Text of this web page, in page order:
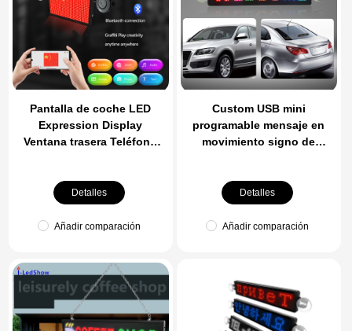
Pantalla de coche LED
Expression Display
Ventana trasera Teléfono
Interactiva Pantalla de
Publicidad
Detalles
Añadir comparación
Custom USB mini
programable mensaje en
movimiento signo de
visualización para el coche
taxi
Detalles
Añadir comparación